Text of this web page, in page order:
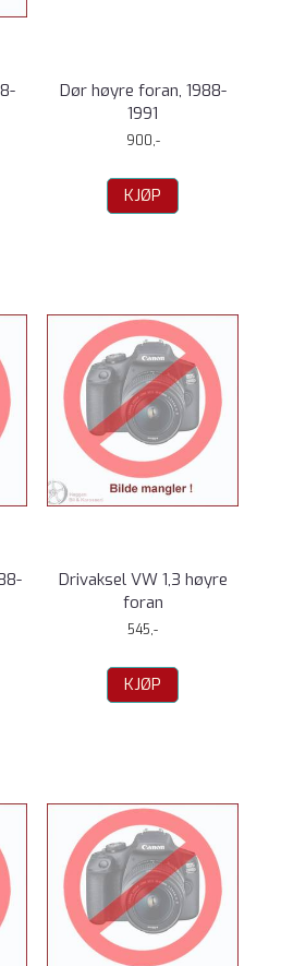
Dør høyre foran, 1988-
1991
900,-
KJØP
Drivaksel VW 1,3 høyre
foran
545,-
KJØP